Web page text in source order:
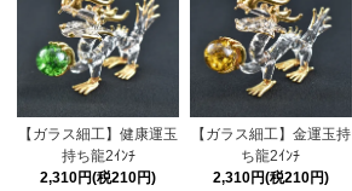
【ガラス細工】健康運玉
持ち龍2ｲﾝﾁ
2,310円(税210円)
【ガラス細工】金運玉持
ち龍2ｲﾝﾁ
2,310円(税210円)